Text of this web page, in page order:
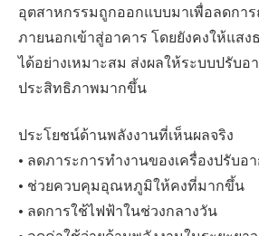
อุตสาหกรรมถูกออกแบบมาเพื่อลดกา
ภายนอกเข้าสู่อาคาร โดยยังคงให้แสง
ได้อย่างเหมาะสม ส่งผลให้ระบบปรับอ
ประสิทธิภาพมากขึ้น
ประโยชน์ด้านพลังงานที่เห็นผลจริง
• ลดภาระการทำงานของเครื่องปรับอ
• ช่วยควบคุมอุณหภูมิให้คงที่มากขึ้น
• ลดการใช้ไฟฟ้าในช่วงกลางวัน